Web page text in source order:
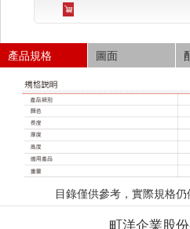
產品規格 圖面
目錄僅供參考，實際規格
町洋企業股